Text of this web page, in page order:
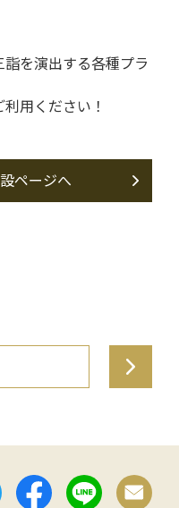
を演出する各種プラ
用ください！
ページへ